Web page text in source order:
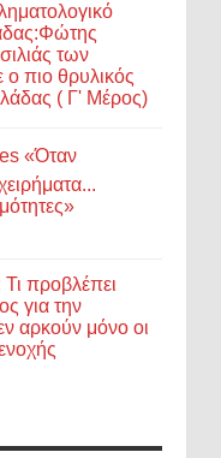
των
πιο θρυλικός
( Γ' Μέρος)
«Όταν
προβλέπει
για την
αρκούν μόνο οι